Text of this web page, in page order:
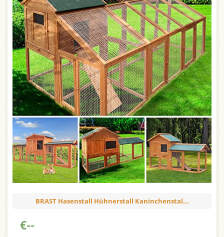
BRAST Hasenstall Hühnerstall Kaninchenstal...
€--